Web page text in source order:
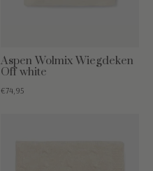
Aspen Wolmix Wiegdeken
Off white
€74,95